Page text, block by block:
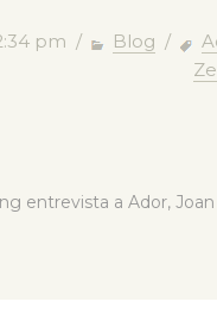
pm / Blog /
entrevista a Ador,